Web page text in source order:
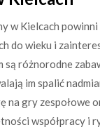
w Kielcach
do wieku i
są różnorodne
im spalić
na gry zespołowe
współpracy i